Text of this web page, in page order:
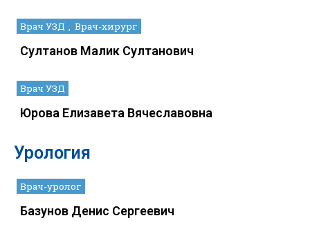
Врач УЗД Врач-хирург
Султанов Малик Султанович
Врач УЗД
Юрова Елизавета Вячеславовна
Урология
Врач-уролог
Базунов Денис Сергеевич